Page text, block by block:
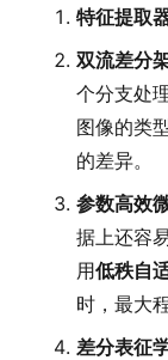
特征提取
双流差分
个分支处
图像的类
的差异。
参数高效
据上还容
用低秩自
时，最大
差分表征